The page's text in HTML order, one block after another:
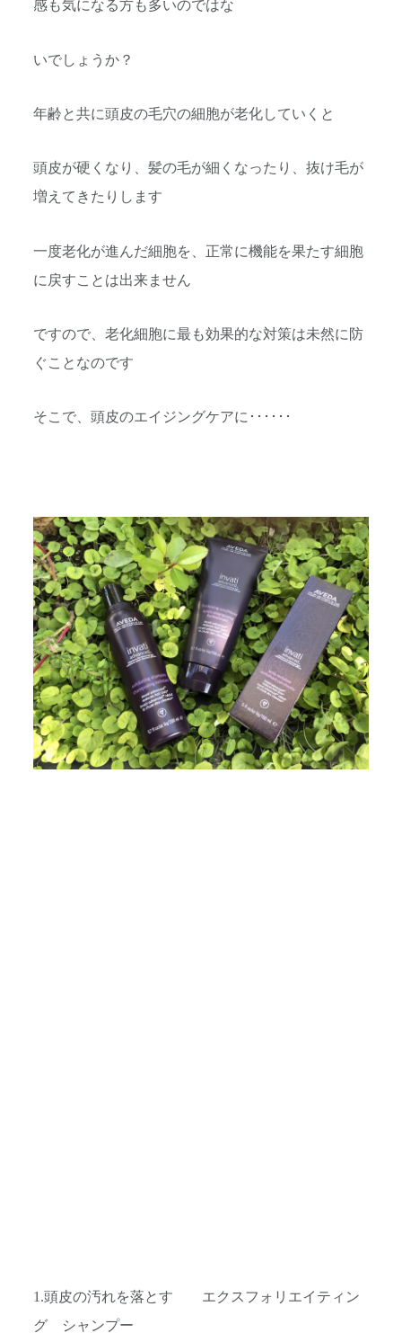
感も気になる方も多いのではな
いでしょうか？
年齢と共に頭皮の毛穴の細胞が老化していくと
頭皮が硬くなり、髪の毛が細くなったり、抜け毛が
増えてきたりします
一度老化が進んだ細胞を、正常に機能を果たす細胞
に戻すことは出来ません
ですので、老化細胞に最も効果的な対策は未然に防
ぐことなのです
そこで、頭皮のエイジングケアに･･････
1.頭皮の汚れを落とす エクスフォリエイティン
グ シャンプー